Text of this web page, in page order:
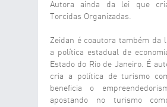
Autora ainda da lei que
Torcidas Organizadas.
Zeidan é coautora também da
a política estadual de
Estado do Rio de Janeiro. É
cria a política de turismo
beneficia o
apostando no turismo